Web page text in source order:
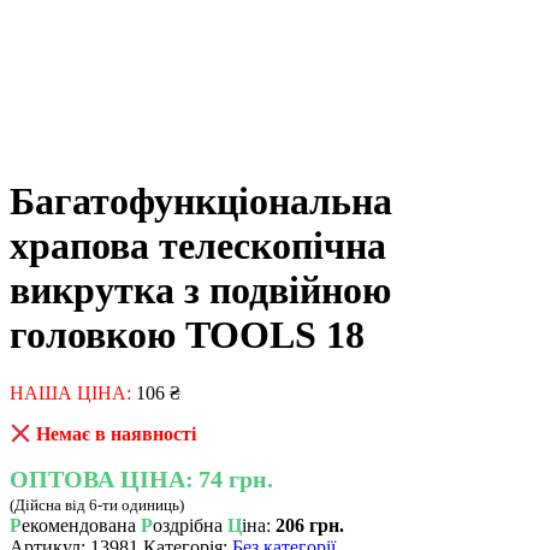
Багатофункціональна
храпова телескопічна
викрутка з подвійною
головкою TOOLS 18
НАША ЦІНА: 106 ₴
Немає в наявності
ОПТОВА ЦІНА: 74 грн.
(Дійсна від 6-ти одиниць)
Рекомендована Роздрібна Ціна: 206 грн.